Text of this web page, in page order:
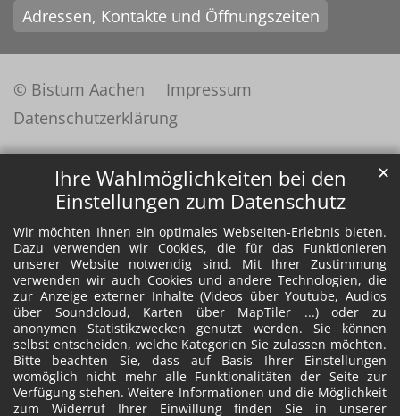
Ihre Wahlmöglichkeiten bei den
Einstellungen zum Datenschutz
Wir möchten Ihnen ein optimales Webseiten-Erlebnis bieten.
Dazu verwenden wir Cookies, die für das Funktionieren
unserer Website notwendig sind. Mit Ihrer Zustimmung
verwenden wir auch Cookies und andere Technologien, die
zur Anzeige externer Inhalte (Videos über Youtube, Audios
über Soundcloud, Karten über MapTiler ...) oder zu
anonymen Statistikzwecken genutzt werden. Sie können
selbst entscheiden, welche Kategorien Sie zulassen möchten.
Bitte beachten Sie, dass auf Basis Ihrer Einstellungen
womöglich nicht mehr alle Funktionalitäten der Seite zur
Verfügung stehen. Weitere Informationen und die Möglichkeit
zum Widerruf Ihrer Einwillung finden Sie in unserer
✕
Adressen, Kontakte und Öffnungszeiten
© Bistum Aachen
Impressum
Datenschutzerklärung